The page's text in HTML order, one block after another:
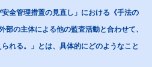
全管理措置の見直し」における《手法の
部の主体による他の監査活動と合わせて、
れる。」とは、具体的にどのようなこと